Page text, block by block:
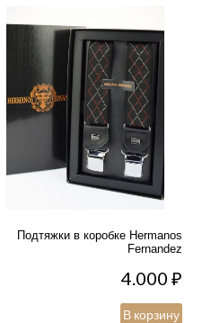
Подтяжки в коробке Hermanos
Fernandez
4.000₽
В корзину